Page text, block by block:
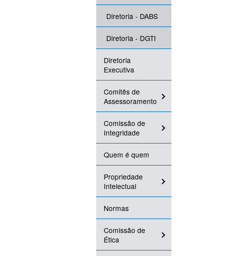
Diretoria - DABS
Diretoria - DGTI
Diretoria
Executiva
Comitês de
Assessoramento
Comissão de
Integridade
Quem é quem
Propriedade
Intelectual
Normas
Comissão de
Ética